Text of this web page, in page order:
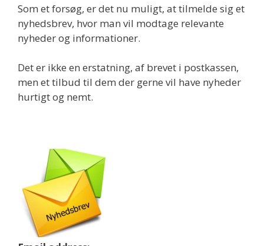
Som et forsøg, er det nu muligt, at tilmelde sig et
nyhedsbrev, hvor man vil modtage relevante
nyheder og informationer.
Det er ikke en erstatning, af brevet i postkassen,
men et tilbud til dem der gerne vil have nyheder
hurtigt og nemt.